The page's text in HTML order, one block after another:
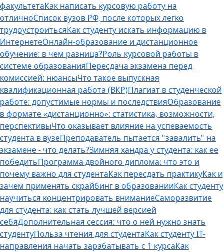
факультетаКак написать курсовую работу на
отличноСписок вузов РФ, после которых легко
трудоустроитьсяКак студенту искать информацию в
ИнтернетеОнлайн-образование и дистанционное
обучение: в чем разница?Роль курсовой работы в
системе образованияПересдача экзамена перед
комиссией: нюансыЧто такое выпускная
квалификационная работа (ВКР)Плагиат в студенческой
работе: допустимые нормы и последствияОбразование
в формате «дистанционно»: статистика, возможности,
перспективыЧто оказывает влияние на успеваемость
студента в вузеПреподаватель пытается "завалить" на
экзамене - что делать?Зимняя хандра у студента: как ее
победитьПрограмма двойного диплома: что это и
почему важно для студентаКак пересдать практикуКак и
зачем применять скрайбинг в образованииКак студенту
научиться концентрировать вниманиеСаморазвитие
для студента: как стать лучшей версией
себяДополнительная сессия: что о ней нужно знать
студентуПольза чтения для студентаКак студенту IT-
направления начать зарабатывать с 1 курсаКак